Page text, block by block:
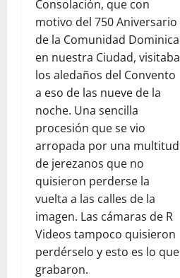
Consolación, que con
motivo del 750 Aniversario
de la Comunidad Dominica
en nuestra Ciudad, visitaba
los aledaños del Convento
a eso de las nueve de la
noche. Una sencilla
procesión que se vio
arropada por una multitud
de jerezanos que no
quisieron perderse la
vuelta a las calles de la
imagen. Las cámaras de R
Videos tampoco quisieron
perdérselo y esto es lo que
grabaron.